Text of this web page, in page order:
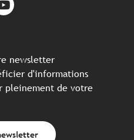
newsletter
d'informations
pleinement de votre